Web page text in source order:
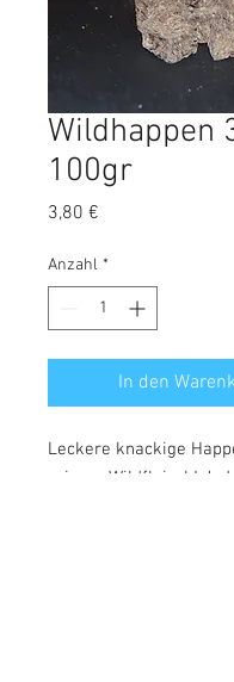
Wildhappen
100gr
3,80 €
Anzahl *
In den
Leckere knackige
reinem Wildfleisch!